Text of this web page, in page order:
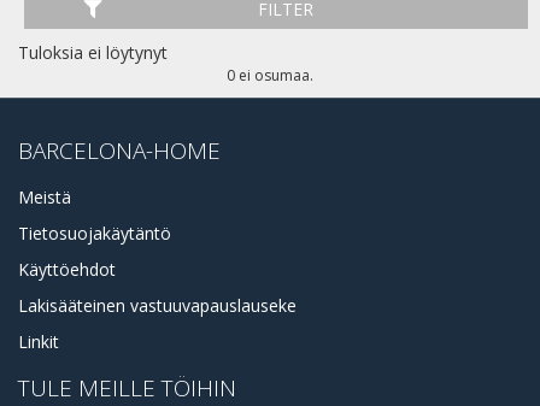
FILTER
Tuloksia ei löytynyt
0 ei osumaa.
BARCELONA-HOME
Meistä
Tietosuojakäytäntö
Käyttöehdot
Lakisääteinen vastuuvapauslauseke
Linkit
TULE MEILLE TÖIHIN